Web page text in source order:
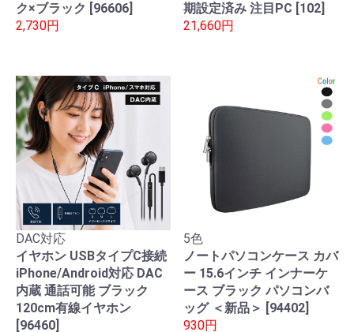
ク×ブラック [96606]
2,730円
期設定済み 注目PC [102]
21,660円
DAC対応
イヤホン USBタイプC接続
iPhone/Android対応 DAC
内蔵 通話可能 ブラック
120cm有線イヤホン
[96460]
5色
ノートパソコンケース カバ
ー 15.6インチ インナーケ
ース ブラック パソコンバ
ッグ ＜新品＞ [94402]
930円